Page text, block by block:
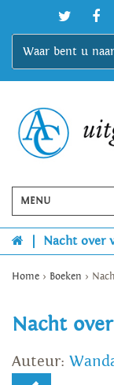
MENU
Nacht over
Home > Boeken >
Nacht
Auteur: